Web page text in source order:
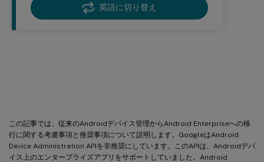
英語に切り替え
この記事では、従来のAndroidデバイス管理からAndroid Enterpriseへの移
行に関する考慮事項と推奨事項について説明します。GoogleはAndroid
Device Administration APIを非推奨にしています。このAPIは、Androidデバ
イス上のエンタープライズアプリをサポートしていました。Android